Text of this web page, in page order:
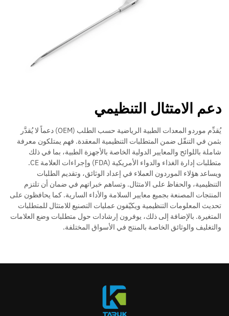
دعم الامتثال التنظيمي
يُقدِّم موردو المعدات الطبية الرياضية حسب الطلب (OEM) دعماً لا يُقدَّر
بثمن في التنقّل ضمن المتطلبات التنظيمية المعقدة. فهم يمتلكون معرفة
شاملة باللوائح والمعايير الدولية الخاصة بالأجهزة الطبية، بما في ذلك
متطلبات إدارة الغذاء والدواء الأمريكية (FDA) وإجراءات العلامة CE.
ويساعد هؤلاء الموردون العملاء في إعداد الوثائق، وتقديم الطلبات
التنظيمية، والحفاظ على الامتثال. وتساهم خبراتهم في ضمان أن تلتزم
المنتجات المصنعة بجميع معايير السلامة والأداء السارية. كما يحافظون على
تحديث المعلومات التنظيمية ويكيّفون عمليات التصنيع للامتثال للمتطلبات
المتغيرة. بالإضافة إلى ذلك، يوفرون إرشادات حول متطلبات وضع العلامات
والتغليف والوثائق الخاصة بالمنتج في الأسواق المختلفة.